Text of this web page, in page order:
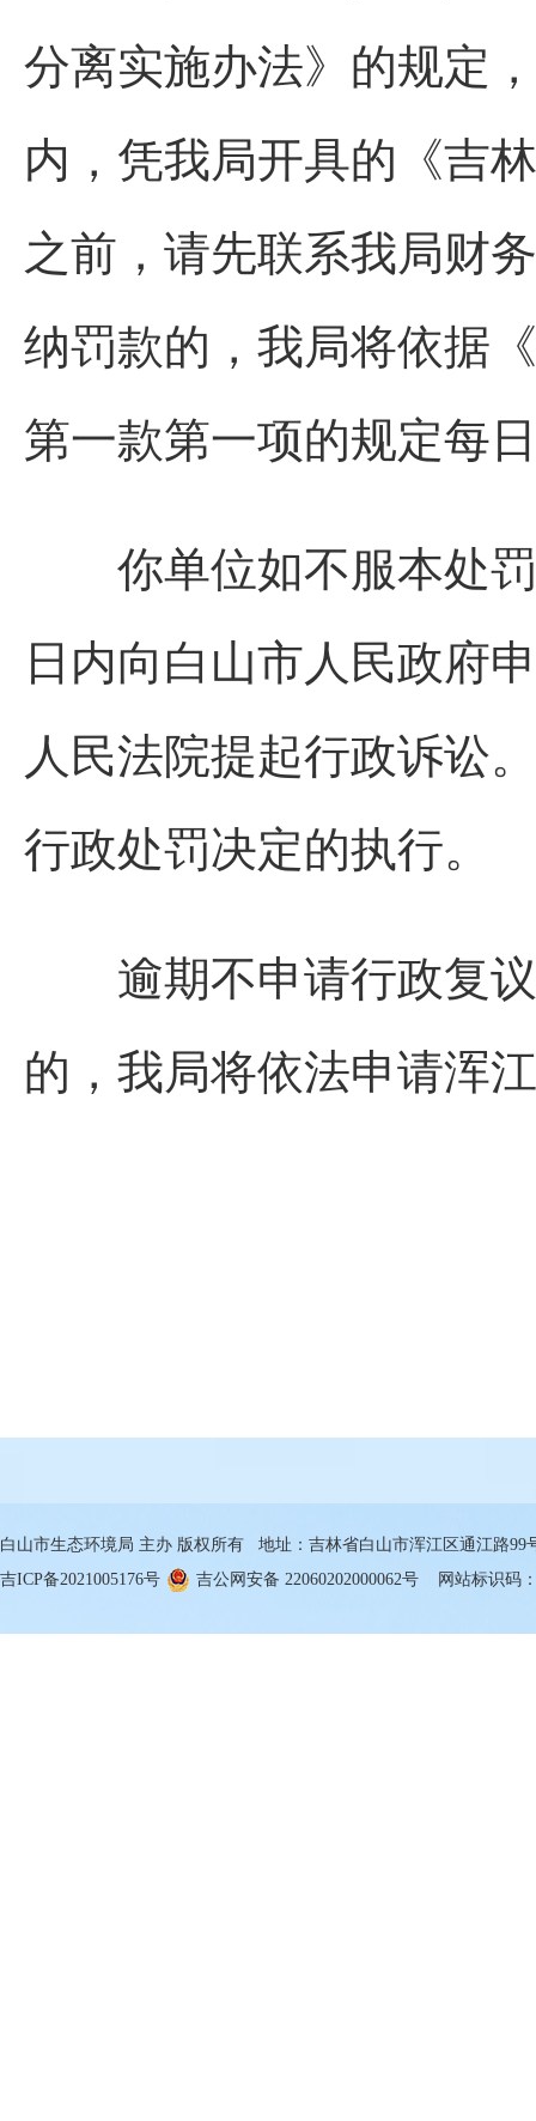
分离实施办法》的规定
内，凭我局开具的《吉
之前，请先联系我局财
纳罚款的，我局将依据
第一款第一项的规定每
你单位如不服本处罚
日内向白山市人民政府
人民法院提起行政诉讼
行政处罚决定的执行。
逾期不申请行政复议
的，我局将依法申请浑
白山市生态环境局 主办 版权所有 地址：吉林省白山市浑江区通江路99
吉ICP备2021005176号
吉公网安备 22060202000062号 网站标识码